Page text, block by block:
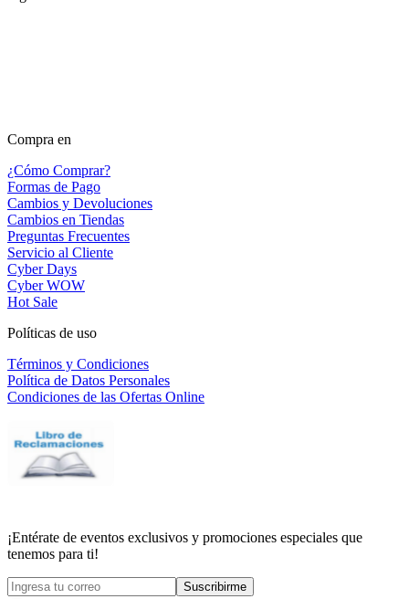
Compra en
¿Cómo Comprar?
Formas de Pago
Cambios y Devoluciones
Cambios en Tiendas
Preguntas Frecuentes
Servicio al Cliente
Cyber Days
Cyber WOW
Hot Sale
Políticas de uso
Términos y Condiciones
Política de Datos Personales
Condiciones de las Ofertas Online
¡Entérate de eventos exclusivos y promociones especiales que
tenemos para ti!
Suscribirme